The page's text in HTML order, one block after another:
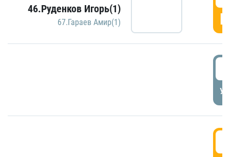
46.Руденков Игорь(1)
67.Гараев Амир(1)